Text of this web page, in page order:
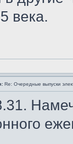
века.
Re: Очередные выпуски